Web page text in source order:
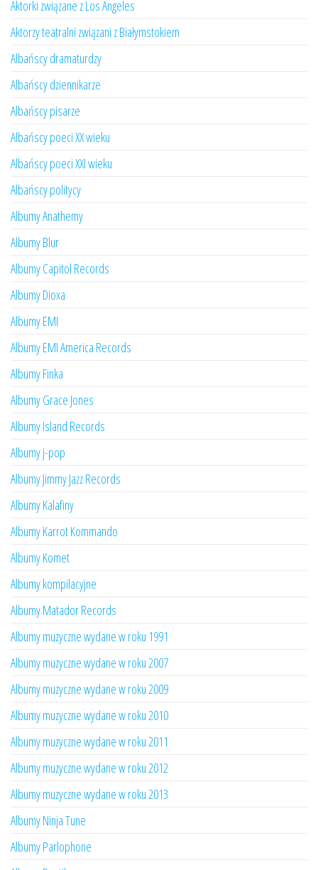
Aktorki związane z Los Angeles
Aktorzy teatralni związani z Białymstokiem
Albańscy dramaturdzy
Albańscy dziennikarze
Albańscy pisarze
Albańscy poeci XX wieku
Albańscy poeci XXI wieku
Albańscy politycy
Albumy Anathemy
Albumy Blur
Albumy Capitol Records
Albumy Dioxa
Albumy EMI
Albumy EMI America Records
Albumy Finka
Albumy Grace Jones
Albumy Island Records
Albumy j-pop
Albumy Jimmy Jazz Records
Albumy Kalafiny
Albumy Karrot Kommando
Albumy Komet
Albumy kompilacyjne
Albumy Matador Records
Albumy muzyczne wydane w roku 1991
Albumy muzyczne wydane w roku 2007
Albumy muzyczne wydane w roku 2009
Albumy muzyczne wydane w roku 2010
Albumy muzyczne wydane w roku 2011
Albumy muzyczne wydane w roku 2012
Albumy muzyczne wydane w roku 2013
Albumy Ninja Tune
Albumy Parlophone